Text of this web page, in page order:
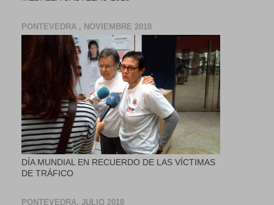
PONTEVEDRA , NOVIEMBRE 2018
DÍA MUNDIAL EN RECUERDO DE LAS VÍCTIMAS
DE TRÁFICO
PONTEVEDRA, JULIO 2018